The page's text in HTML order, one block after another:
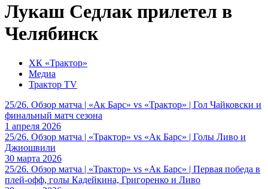
Лукаш Седлак прилетел в
Челябинск
ХК «Трактор»
Медиа
Трактор TV
25/26. Обзор матча | «Ак Барс» vs «Трактор» | Гол Чайковски и
финальный матч сезона
1 апреля 2026
25/26. Обзор матча | «Трактор» vs «Ак Барс» | Голы Ливо и
Джиошвили
30 марта 2026
25/26. Обзор матча | «Трактор» vs «Ак Барс» | Первая победа в
плей-офф, голы Кадейкина, Григоренко и Ливо